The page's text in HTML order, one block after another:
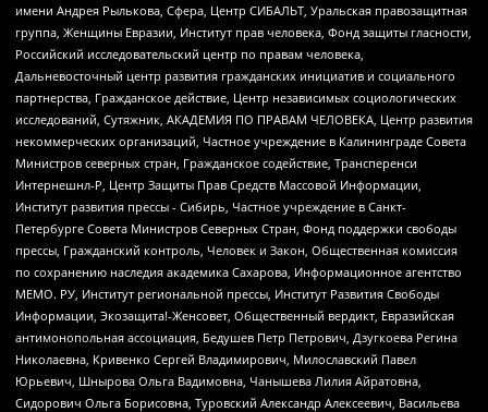
имени Андрея Рылькова, Сфера, Центр СИБАЛЬТ, Уральская правозащитная
группа, Женщины Евразии, Институт прав человека, Фонд защиты гласности,
Российский исследовательский центр по правам человека,
Дальневосточный центр развития гражданских инициатив и социального
партнерства, Гражданское действие, Центр независимых социологических
исследований, Сутяжник, АКАДЕМИЯ ПО ПРАВАМ ЧЕЛОВЕКА, Центр развития
некоммерческих организаций, Частное учреждение в Калининграде Совета
Министров северных стран, Гражданское содействие, Трансперенси
Интернешнл-Р, Центр Защиты Прав Средств Массовой Информации,
Институт развития прессы - Сибирь, Частное учреждение в Санкт-
Петербурге Совета Министров Северных Стран, Фонд поддержки свободы
прессы, Гражданский контроль, Человек и Закон, Общественная комиссия
по сохранению наследия академика Сахарова, Информационное агентство
МЕМО. РУ, Институт региональной прессы, Институт Развития Свободы
Информации, Экозащита!-Женсовет, Общественный вердикт, Евразийская
антимонопольная ассоциация, Бедушев Петр Петрович, Дзугкоева Регина
Николаевна, Кривенко Сергей Владимирович, Милославский Павел
Юрьевич, Шнырова Ольга Вадимовна, Чанышева Лилия Айратовна,
Сидорович Ольга Борисовна, Туровский Александр Алексеевич, Васильева